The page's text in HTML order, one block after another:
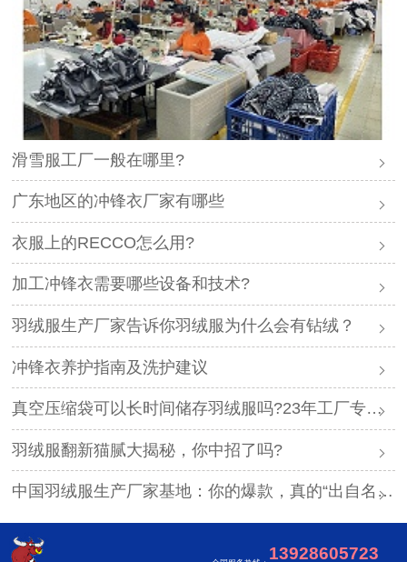
滑雪服工厂一般在哪里?
广东地区的冲锋衣厂家有哪些
衣服上的RECCO怎么用?
加工冲锋衣需要哪些设备和技术?
羽绒服生产厂家告诉你羽绒服为什么会有钻绒？
冲锋衣养护指南及洗护建议
真空压缩袋可以长时间储存羽绒服吗?23年工厂专业解答
羽绒服翻新猫腻大揭秘，你中招了吗?
中国羽绒服生产厂家基地：你的爆款，真的“出自名门”吗？
13928605723